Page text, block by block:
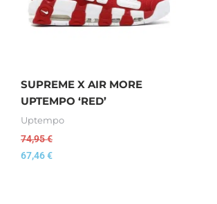
SUPREME X AIR MORE
UPTEMPO ‘RED’
Uptempo
74,95€
67,46€